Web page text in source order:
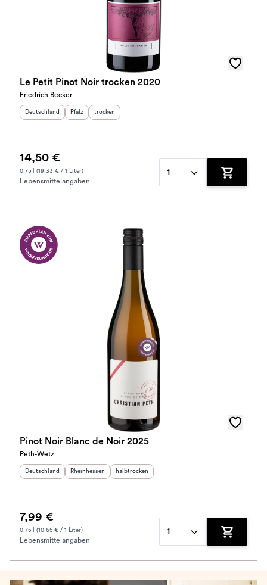
Le Petit Pinot Noir trocken 2020
Friedrich Becker
Herkunftsland
Deutschland Herkunftsregion
Pfalz Geschmack
trocken
14,50 €
0.75 l (19.33 € / 1 Liter)
Lebensmittelangaben
1
Zum
Pinot Noir Blanc de Noir 2025
Peth-Wetz
Herkunftsland
Deutschland Herkunftsregion
Rheinhessen Geschmack:
halbtrocken
7,99 €
0.75 l (10.65 € / 1 Liter)
Lebensmittelangaben
1
Zum